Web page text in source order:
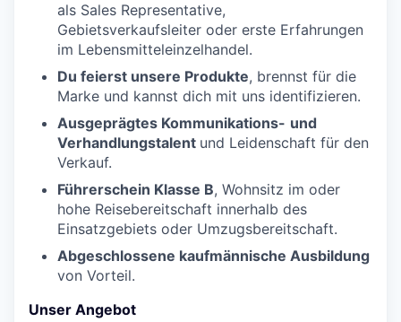
als Sales Representative,
Gebietsverkaufsleiter oder erste Erfahrungen
im Lebensmitteleinzelhandel.
Du feierst unsere Produkte, brennst für die
Marke und kannst dich mit uns identifizieren.
Ausgeprägtes Kommunikations- und
Verhandlungstalent und Leidenschaft für den
Verkauf.
Führerschein Klasse B, Wohnsitz im oder
hohe Reisebereitschaft innerhalb des
Einsatzgebiets oder Umzugsbereitschaft.
Abgeschlossene kaufmännische Ausbildung
von Vorteil.
Unser Angebot